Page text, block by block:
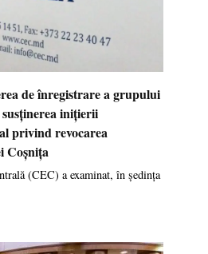
de înregistrare a grupului
inițierii
privind revocarea
Coșnița
(CEC) a examinat, în ședința